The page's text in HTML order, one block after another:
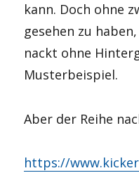
kann. Doch ohne
gesehen zu
nackt ohne
Musterbeispiel.
Aber der Reihe
https://